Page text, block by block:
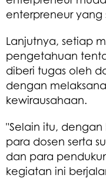
enterpreneur yang
Lanjutnya, setiap
pengetahuan
diberi tugas oleh
dengan
kewirausahaan.
"Selain itu,
para dosen serta
dan para
kegiatan ini